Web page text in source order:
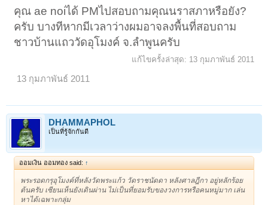
คุณ ae noiได้ PMไปสอบถามคุณนราสภาหรือยัง?
ครับ บางทีหากมีเวลาว่างผมอาจลงพื้นที่สอบถาม
ชาวบ้านแถววัดอุโมงค์ จ.ลำพูนครับ
แก้ไขครั้งล่าสุด: 13 กุมภาพันธ์ 2011
13 กุมภาพันธ์ 2011
DHAMMAPHOL
เป็นที่รู้จักกันดี
ออมเงิน ออมทอง said: ↑
พระรอดกรุอุโมงค์ที่หลังวัดพระแก้ว วัดราชนัดดา หลังศาลฎีกา อยู่หลักร้อย
ต้นครับ เซียนเห็นยังเดินผ่าน ไม่เป็นที่ยอมรับของวงการหรือคนหมู่มาก เล่น
หาได้เฉพาะกลุ่ม